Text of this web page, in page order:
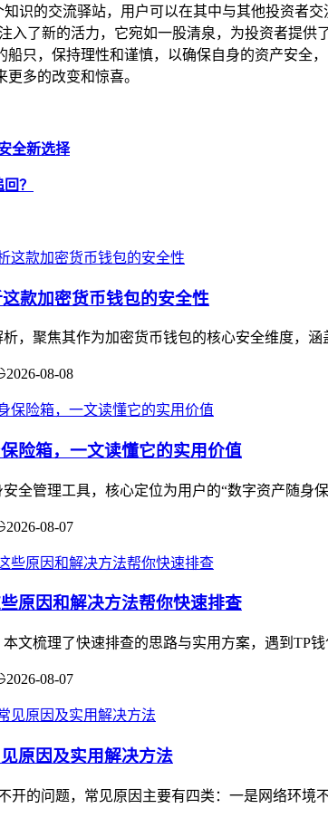
识的交流驿站，用户可以在其中与其他投资
入了新的活力，它宛如一股清泉，为投资者提
只，保持理性和谨慎，以确保自身的资产安全
多的改变和惊喜。
全新选择
？
款加密货币钱包的安全性
，聚焦其作为加密货币钱包的核心安全维度，
2026-08-08
险箱，一文读懂它的实用价值
全管理工具，核心定位为用户的“数字资产随
2026-08-07
原因和解决方法帮你快速排查
文梳理了快速排查的思路与实用方案，遇到TP
2026-08-07
原因及实用解决方法
开的问题，常见原因主要有四类：一是网络环